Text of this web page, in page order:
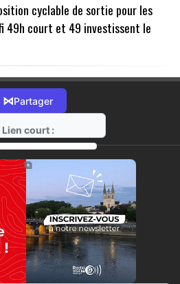
cyclable de sortie pour les
49h court et 49 investissent le
⋈Partager
Lien court :
https://radio-g.fr?14649
⧉